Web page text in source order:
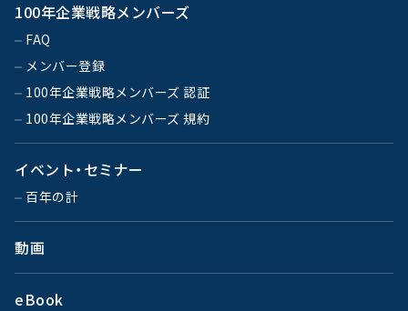
100年企業戦略メンバーズ
FAQ
メンバー登録
100年企業戦略メンバーズ 認証
100年企業戦略メンバーズ 規約
イベント・セミナー
百年の計
動画
eBook